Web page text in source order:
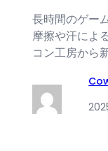
長時間のゲー
摩擦や汗によ
コン工房から